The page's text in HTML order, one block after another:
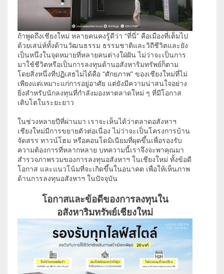
ถ้าพูดถึงเชียงใหม่ หลายคนคงรู้ดีว่า “ที่นี่” คือเมืองที่เต็มไป
ด้วยเสน่ห์ทั้งด้านวัฒนธรรม ธรรมชาติและวิถีชีวิตและยัง
เป็นหนึ่งในจุดหมายที่หลายคนต่างใฝ่ฝัน ไม่ว่าจะเป็นการ
มาใช้ชีวิตหรือเป็นการลงทุนด้านอสังหาริมทรัพย์ก็ตาม
โดยสิ่งหนึ่งที่ปฏิเสธไม่ได้คือ “ศักยภาพ” ของเชียงใหม่ที่ไม่
เพียงแต่เหมาะแก่การอยู่อาศัย แต่ยังมีความน่าสนใจอย่าง
ยิ่งสำหรับนักลงทุนที่กำลังมองหาตลาดใหม่ ๆ ที่มีโอกาส
เติบโตในระยะยาว
ในช่วงหลายปีที่ผ่านมา เราจะเห็นได้ว่าตลาดอสังหาฯ
เชียงใหม่มีการขยายตัวต่อเนื่อง ไม่ว่าจะเป็นโครงการบ้าน
จัดสรร ทาวน์โฮม หรือคอนโดมิเนียมที่ผุดขึ้นเพื่อรองรับ
ความต้องการที่หลากหลาย บทความนี้เราจึงจะพาคุณมา
สำรวจภาพรวมของการลงทุนอสังหาฯ ในเชียงใหม่ ทั้งข้อดี
โอกาส และแนวโน้มที่จะเกิดขึ้นในอนาคต เพื่อให้เห็นภาพ
ด้านการลงทุนอสังหาฯ ในปัจจุบัน
โอกาสและข้อดีของการลงทุนใน
อสังหาริมทรัพย์เชียงใหม่